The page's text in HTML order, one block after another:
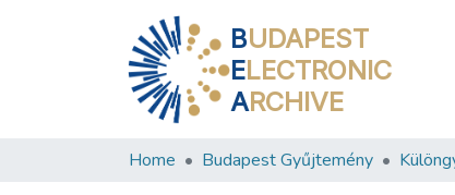
BUDAPEST
ELECTRONIC
ARCHIVE
Home Budapest Gyűjtemény